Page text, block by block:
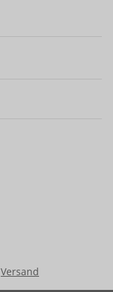
Versand